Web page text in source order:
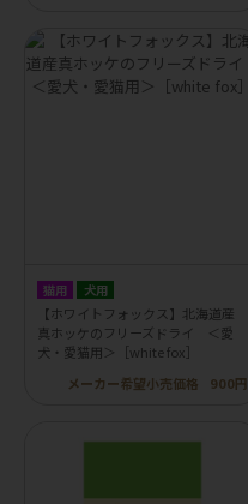
猫用 犬用
【ホワイトフォックス】北海道産
真ホッケのフリーズドライ ＜愛
犬・愛猫用＞［white fox］
メーカー希望小売価格
900円